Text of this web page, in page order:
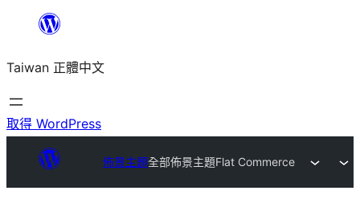
主
要
內
Taiwan 正體中文
取得 WordPress
佈景主題全部佈景主題Flat Commerce